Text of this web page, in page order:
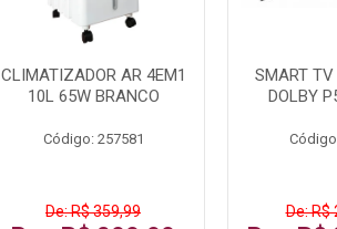
CLIMATIZADOR AR 4EM1
10L 65W BRANCO
Código: 257581
De: R$ 359,99
SMART TV
DOLBY
De: R$